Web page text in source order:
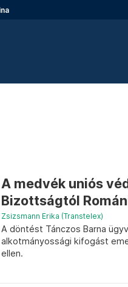
A medvék uniós
Bizottságtól
Zsizsmann Erika (Transtelex)
A döntést Tánczos Barna
alkotmányossági kifogást
ellen.